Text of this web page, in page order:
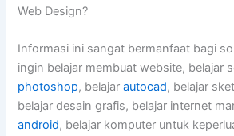
Web Design?
Informasi ini sangat bermanfaat bagi
ingin belajar membuat website, belajar
photoshop, belajarautocad, belajar
belajar desain grafis, belajar internet
android, belajar komputer untuk